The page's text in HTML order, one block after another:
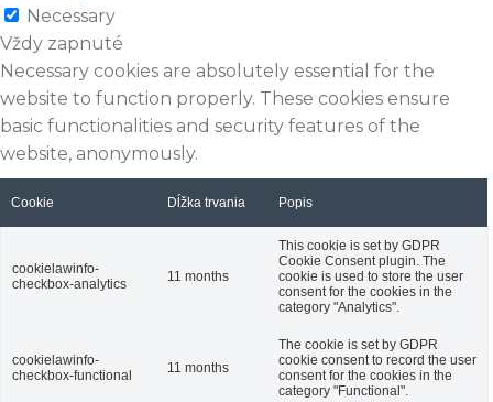
Necessary
Vždy zapnuté
Necessary cookies are absolutely essential for the
website to function properly. These cookies ensure
basic functionalities and security features of the
website, anonymously.
Cookie Dĺžka trvania Popis
cookielawinfo-
checkbox-analytics
11 months
This cookie is set by GDPR
Cookie Consent plugin. The
cookie is used to store the user
consent for the cookies in the
category "Analytics".
cookielawinfo-
checkbox-functional
11 months
The cookie is set by GDPR
cookie consent to record the user
consent for the cookies in the
category "Functional".